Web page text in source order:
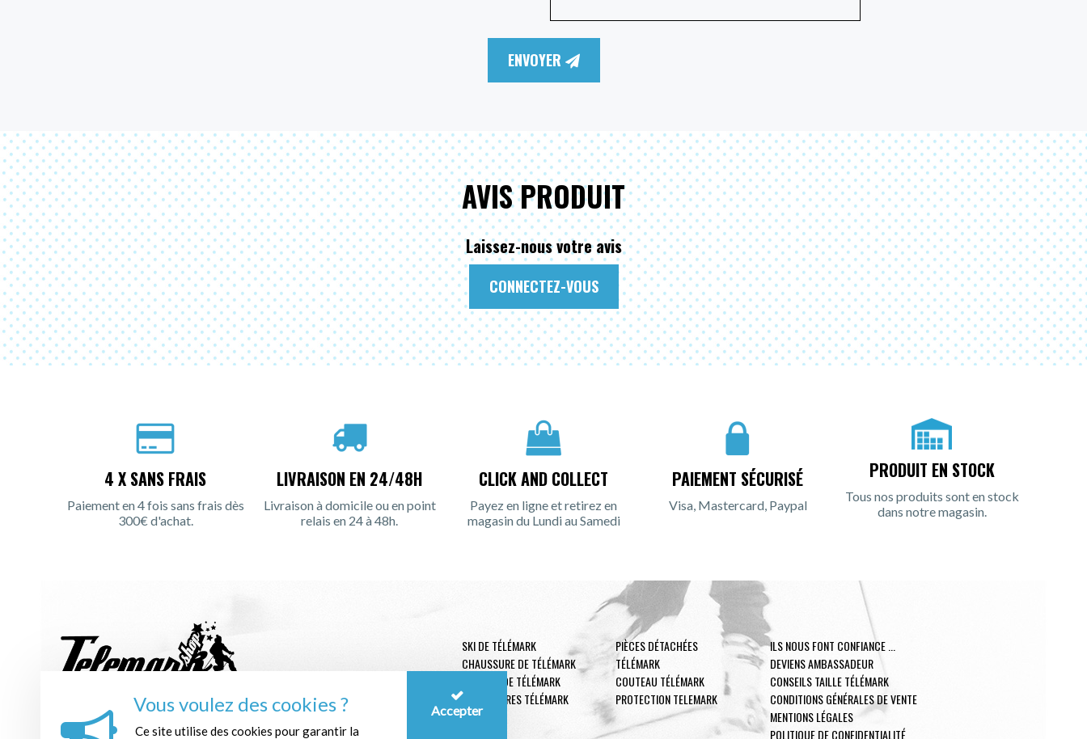
ENVOYER
AVIS PRODUIT
Laissez-nous votre avis
CONNECTEZ-VOUS
4 X SANS FRAIS
Paiement en 4 fois sans frais dès
300€ d'achat.
LIVRAISON EN 24/48H
Livraison à domicile ou en point
relais en 24 à 48h.
CLICK AND COLLECT
Payez en ligne et retirez en
magasin du Lundi au Samedi
PAIEMENT SÉCURISÉ
Visa, Mastercard, Paypal
PRODUIT EN STOCK
Tous nos produits sont en stock
dans notre magasin.
INSCRIPTION À LA NEWSLETTER :
SKI DE TÉLÉMARK
CHAUSSURE DE TÉLÉMARK
FIXATION DE TÉLÉMARK
ACCESSOIRES TÉLÉMARK
PIÈCES DÉTACHÉES
TÉLÉMARK
COUTEAU TÉLÉMARK
PROTECTION TELEMARK
ILS NOUS FONT CONFIANCE ...
DEVIENS AMBASSADEUR
CONSEILS TAILLE TÉLÉMARK
CONDITIONS GÉNÉRALES DE VENTE
MENTIONS LÉGALES
POLITIQUE DE CONFIDENTIALITÉ
Vous voulez des cookies ?
Ce site utilise des cookies pour garantir la
Accepter